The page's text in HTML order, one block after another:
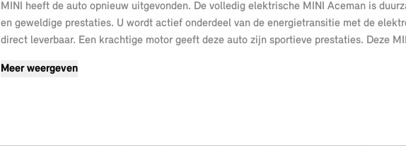
MINI heeft de auto opnieuw uitgevonden. De volledig elektrische MINI Aceman is
en geweldige prestaties. U wordt actief onderdeel van de energietransitie met de
direct leverbaar. Een krachtige motor geeft deze auto zijn sportieve prestaties. Deze
strakke en sportieve uitstraling. Natuurlijk behoren LED koplampen, trailer assistent,
Meer weergeven